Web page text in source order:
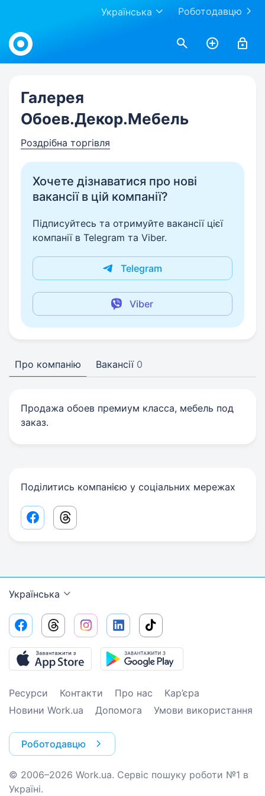
Роботодавцю
Українська
Work.ua
Галерея
Обоев.Декор.Мебель
Роздрібна торгівля
Хочете дізнаватися про нові
вакансії в цій компанії?
Підписуйтесь та отримуйте вакансії цієї
компанії в Telegram та Viber.
Telegram
Viber
Про компанію Вакансії 0
Продажа обоев премиум класса, мебель под
заказ.
Поділитись компанією у соціальних мережах
Facebook share link
Threads share link
Українська
Ресурси Контакти Про нас
Кар’єра
Новини Work.ua
Допомога Умови використання
Роботодавцю
© 2006–2026 Work.ua. Сервіс пошуку роботи №1 в
Україні.